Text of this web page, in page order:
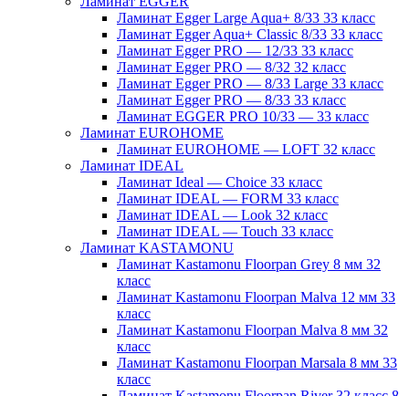
Ламинат Egger Large Aqua+ 8/33 33 класс
Ламинат Egger Aqua+ Classic 8/33 33 класс
Ламинат Egger PRO — 12/33 33 класс
Ламинат Egger PRO — 8/32 32 класс
Ламинат Egger PRO — 8/33 Large 33 класс
Ламинат Egger PRO — 8/33 33 класс
Ламинат EGGER PRO 10/33 — 33 класс
Ламинат EUROHOME
Ламинат EUROHOME — LOFT 32 класс
Ламинат IDEAL
Ламинат Ideal — Choice 33 класс
Ламинат IDEAL — FORM 33 класс
Ламинат IDEAL — Look 32 класс
Ламинат IDEAL — Touch 33 класс
Ламинат KASTAMONU
Ламинат Kastamonu Floorpan Grey 8 мм 32
класс
Ламинат Kastamonu Floorpan Malva 12 мм 33
класс
Ламинат Kastamonu Floorpan Malva 8 мм 32
класс
Ламинат Kastamonu Floorpan Marsala 8 мм 33
класс